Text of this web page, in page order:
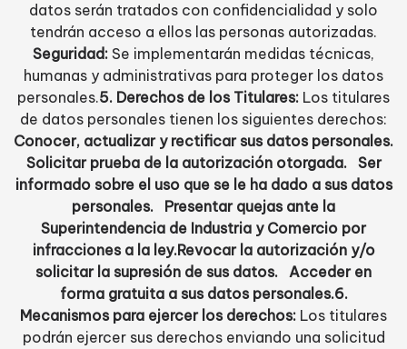
datos serán tratados con confidencialidad y solo
tendrán acceso a ellos las personas autorizadas.
Seguridad: Se implementarán medidas técnicas,
humanas y administrativas para proteger los datos
personales.5. Derechos de los Titulares: Los titulares
de datos personales tienen los siguientes derechos:
Conocer, actualizar y rectificar sus datos personales.
Solicitar prueba de la autorización otorgada.
Ser
informado sobre el uso que se le ha dado a sus datos
personales.
Presentar quejas ante la
Superintendencia de Industria y Comercio por
infracciones a la ley.Revocar la autorización y/o
solicitar la supresión de sus datos. Acceder en
forma gratuita a sus datos personales.6.
Mecanismos para ejercer los derechos: Los titulares
podrán ejercer sus derechos enviando una solicitud